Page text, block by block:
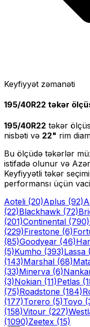
Keyfiyyət zəmanəti
195/40R22 təkər
195/40R22 təkər
nisbəti və 22" rim
Bu ölçüdə təkərlər
istifadə olunur və
Keyfiyyətli təkər
performansı üçün
Aoteli (20)Aplus (92)
(22)Blackhawk (72)
(201)Continental (790)
(229)Firestone (6)
(85)Goodyear (46)
(5)Kumho (393)Lassa
(143)Marshal (68)
(33)Minerva (6)
(3)Nokian (11)Petlas
(75)Roadstone (184)
(177)Torero (5)Toyo
(158)Vitour (227)
(1090)Zeetex (15)